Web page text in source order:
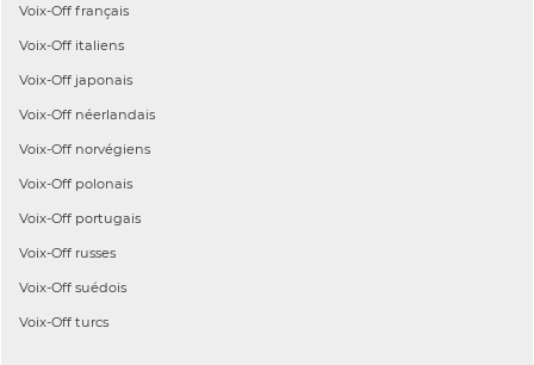
Voix-Off français
Voix-Off italiens
Voix-Off japonais
Voix-Off néerlandais
Voix-Off norvégiens
Voix-Off polonais
Voix-Off portugais
Voix-Off russes
Voix-Off suédois
Voix-Off turcs